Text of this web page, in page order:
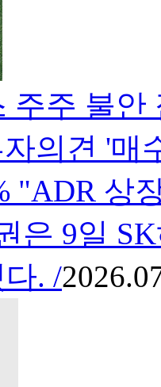
주주 불
의견 '매
"ADR 상
은 9일
. /